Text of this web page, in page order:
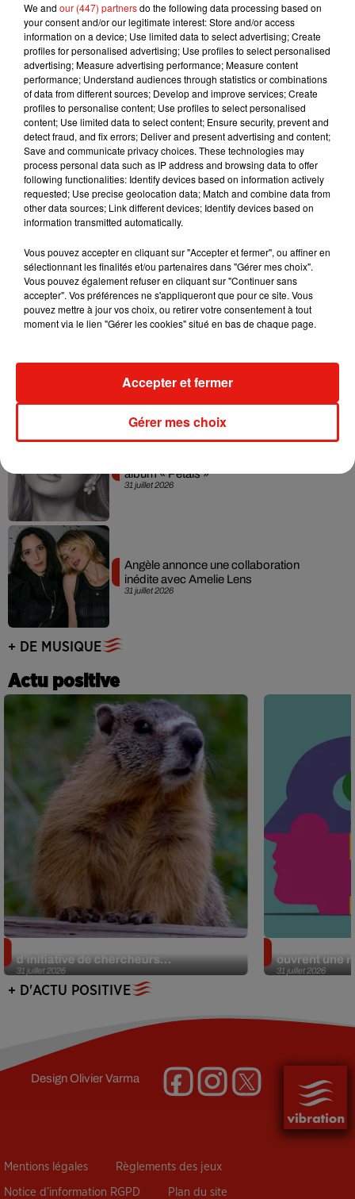
5 août 2026
Benny Blanco invite Selena Gomez et
Becky G sur son nouveau single
4 août 2026
Tiny Desk invite Charlie Puth pour une
live session solaire
4 août 2026
Ariana Grande prendra une pause après
sa tournée mondiale
31 juillet 2026
31 juillet 2026
album « Petals »
31 juillet 2026
Angèle annonce une collaboration
inédite avec Amelie Lens
+ DE MUSIQUE
Actu positive
31 juillet 2026
d’initiative de chercheurs...
31 juillet 2026
ouvrent une
+ D'ACTU POSITIVE
DesignOlivier Varma
Mentions légales Règlements des jeux
Notice d’information RGPD Plan du site
We and our (447) partnersdo the following data processing based on
your consent and/or our legitimate interest: Store and/or access
information on a device; Use limited data to select advertising; Create
profiles for personalised advertising; Use profiles to select personalised
advertising; Measure advertising performance; Measure content
performance; Understand audiences through statistics or combinations
of data from different sources; Develop and improve services; Create
profiles to personalise content; Use profiles to select personalised
content; Use limited data to select content; Ensure security, prevent and
detect fraud, and fix errors; Deliver and present advertising and content;
Save and communicate privacy choices. These technologies may
process personal data such as IP address and browsing data to offer
following functionalities: Identify devices based on information actively
requested; Use precise geolocation data; Match and combine data from
other data sources; Link different devices; Identify devices based on
information transmitted automatically.
Vous pouvez accepter en cliquant sur "Accepter et fermer", ou affiner en
sélectionnant les finalités et/ou partenaires dans "Gérer mes choix".
Vous pouvez également refuser en cliquant sur "Continuer sans
accepter". Vos préférences ne s'appliqueront que pour ce site. Vous
pouvez mettre à jour vos choix, ou retirer votre consentement à tout
moment via le lien "Gérer les cookies" situé en bas de chaque page.
Gérer mes choix
Accepter et fermer